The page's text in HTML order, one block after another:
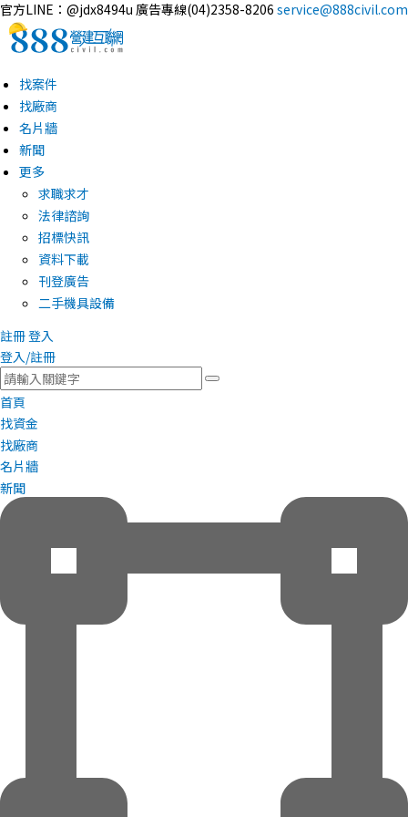
官方LINE：@jdx8494u 廣告專線(04)2358-8206 service@888civil.com
找案件
找廠商
名片牆
新聞
更多
求職求才
法律諮詢
招標快訊
資料下載
刊登廣告
二手機具設備
註冊登入
登入/註冊
首頁
找資金
找廠商
名片牆
新聞